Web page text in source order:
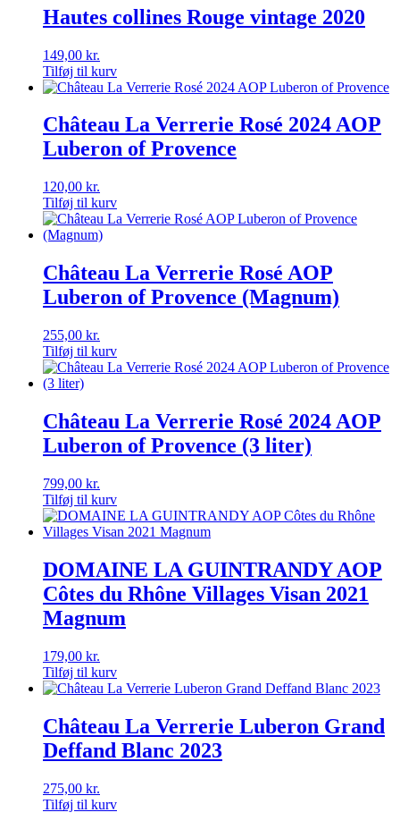
Hautes collines Rouge vintage 2020
149,00 kr.
Tilføj til kurv
Château La Verrerie Rosé 2024 AOP
Luberon of Provence
120,00 kr.
Tilføj til kurv
Château La Verrerie Rosé AOP
Luberon of Provence (Magnum)
255,00 kr.
Tilføj til kurv
Château La Verrerie Rosé 2024 AOP
Luberon of Provence (3 liter)
799,00 kr.
Tilføj til kurv
DOMAINE LA GUINTRANDY AOP
Côtes du Rhône Villages Visan 2021
Magnum
179,00 kr.
Tilføj til kurv
Château La Verrerie Luberon Grand
Deffand Blanc 2023
275,00 kr.
Tilføj til kurv